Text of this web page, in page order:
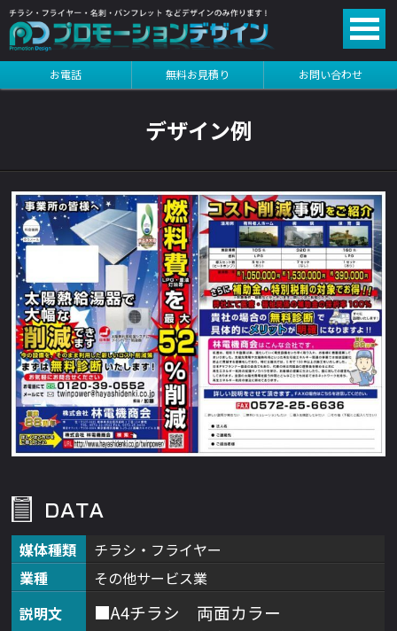
お電話 無料お見積り お問い合わせ
デザイン例
媒体種類
チラシ・フライヤー
業種
その他サービス業
説明文
■A4チラシ 両面カラー